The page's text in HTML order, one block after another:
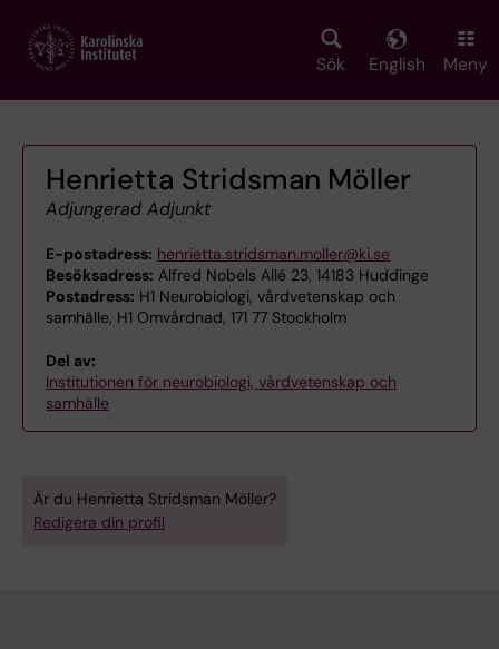
main
Sök English Meny
Henrietta Stridsman Möller
Adjungerad Adjunkt
E-postadress: henrietta.stridsman.moller@ki.se
Besöksadress: Alfred Nobels Allé 23, 14183 Huddinge
Postadress: H1 Neurobiologi, vårdvetenskap och
samhälle, H1 Omvårdnad, 171 77 Stockholm
Del av:
Institutionen för neurobiologi, vårdvetenskap och
samhälle
Är du Henrietta Stridsman Möller?
Redigera din profil